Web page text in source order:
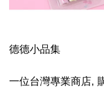
德德小品集
一位台灣專業商店,